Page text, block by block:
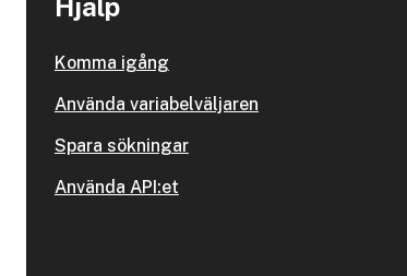
Hjälp
Komma igång
Använda variabelväljaren
Spara sökningar
Använda API:et